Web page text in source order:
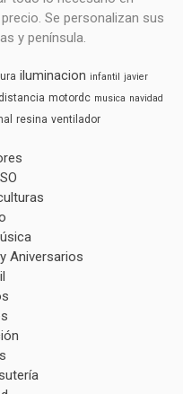
Se personalizan sus
y península.
iluminacion infantil javier
motordc musica navidad
resina ventilador
Aniversarios